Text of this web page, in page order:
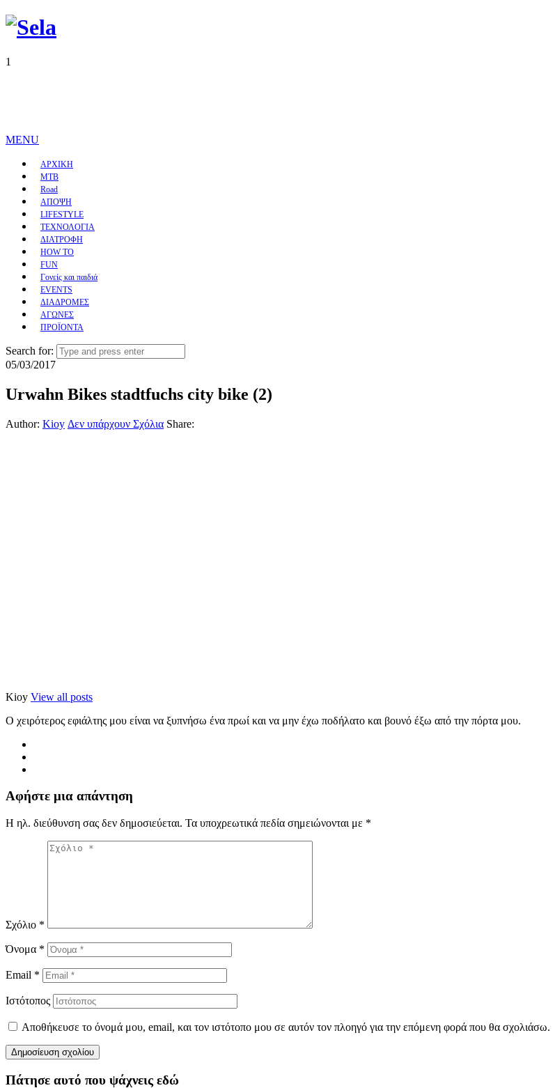
1
MENU
ΑΡΧΙΚΗ
MTB
Road
ΑΠΟΨΗ
LIFESTYLE
ΤΕΧΝΟΛΟΓΙΑ
ΔΙΑΤΡΟΦΗ
HOW TO
FUN
Γονείς και παιδιά
EVENTS
ΔΙΑΔΡΟΜΕΣ
ΑΓΩΝΕΣ
ΠΡΟΪΟΝΤΑ
Search for:
05/03/2017
Urwahn Bikes stadtfuchs city bike (2)
Author: Kioy Δεν υπάρχουν Σχόλια Share:
Kioy View all posts
Ο χειρότερος εφιάλτης μου είναι να ξυπνήσω ένα πρωί και να μην έχω ποδήλατο και βουνό έξω από την πόρτα μου.
Αφήστε μια απάντηση
Η ηλ. διεύθυνση σας δεν δημοσιεύεται. Τα υποχρεωτικά πεδία σημειώνονται με *
Σχόλιο *
Όνομα *
Email *
Ιστότοπος
Αποθήκευσε το όνομά μου, email, και τον ιστότοπο μου σε αυτόν τον πλοηγό για την επόμενη φορά που θα σχολιάσω.
Πάτησε αυτό που ψάχνεις εδώ